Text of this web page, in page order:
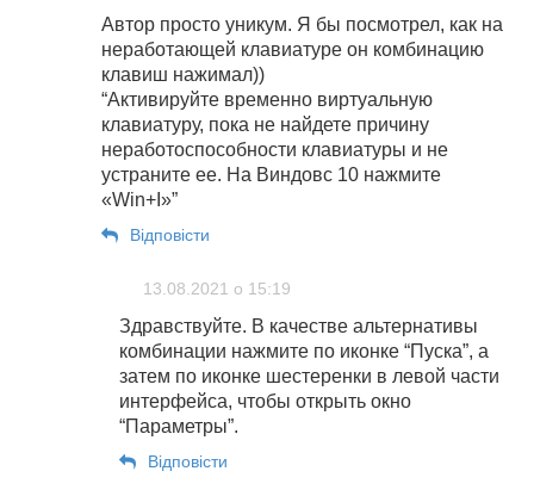
Автор просто уникум. Я бы посмотрел, как на
неработающей клавиатуре он комбинацию
клавиш нажимал))
“Активируйте временно виртуальную
клавиатуру, пока не найдете причину
неработоспособности клавиатуры и не
устраните ее. На Виндовс 10 нажмите
«Win+I»”
Відповіcти
13.08.2021 о 15:19
Здравствуйте. В качестве альтернативы
комбинации нажмите по иконке “Пуска”, а
затем по иконке шестеренки в левой части
интерфейса, чтобы открыть окно
“Параметры”.
Відповіcти